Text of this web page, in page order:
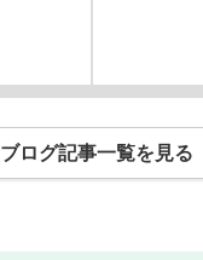
ブログ記事一覧を見る